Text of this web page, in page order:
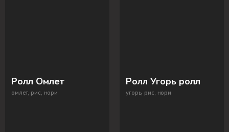
Ролл Омлет
омлет, рис, нори
Ролл Угорь ролл
угорь, рис, нори